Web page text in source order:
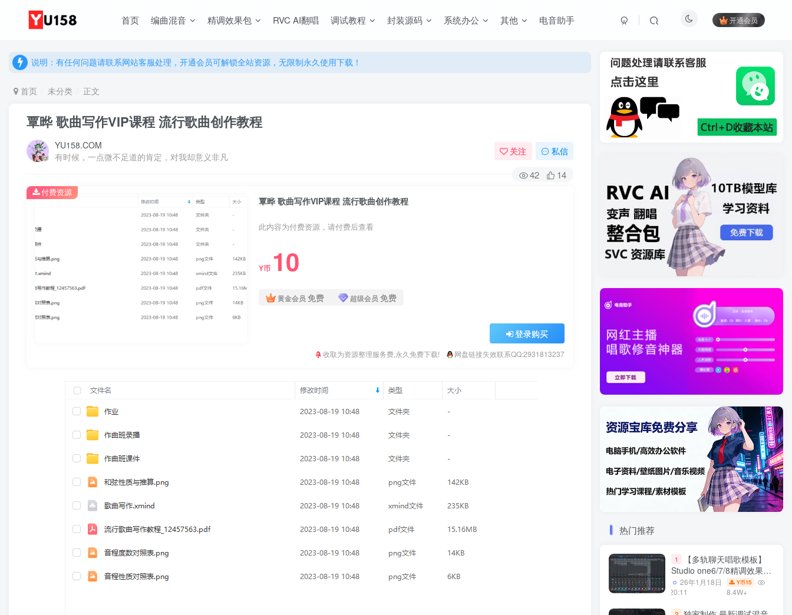
首页 编曲混音 精调效果包 RVC AI翻唱 调试教程 封装源码 系统办公 其他 电音助手 开通会员
说明：有任何问题请联系网站客服处理，开通会员可解锁全站资源，无限制永久使用下载！
说明：有任何问题请联系网站客服处理，开通会员可解锁全站资源，无限制永久使用下载！
首页 未分类 正文
覃晔 歌曲写作VIP课程 流行歌曲创作教程
YU158.COM
有时候，一点微不足道的肯定，对我却意义非凡
关注 私信
42 14
覃晔 歌曲写作VIP课程 流行歌曲创作教程
此内容为付费资源，请付费后查看
Y币 10
黄金会员 免费 超级会员 免费
登录购买
收取为资源整理服务费,永久免费下载! 网盘链接失效联系QQ:2931813237
付费资源
热门推荐
1
【多轨聊天唱歌模板】
Studio one6/7/8精调效果包
多种效果模式 声卡调试好直
播预设模板
26年1月18日
20:11
Y币15
8.4W+